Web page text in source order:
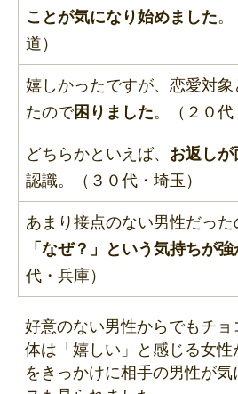
ことが気になり始めました
道）
嬉しかったですが、恋愛対
たので困りました。（２０代
どちらかといえば、 お返しが
認識。（３０代・埼玉）
あまり接点のない男性だった
「なぜ？」という気持ちが
代・兵庫）
好意のない男性からでもチョ
体は「嬉しい」と感じる女性
をきっかけに相手の男性が